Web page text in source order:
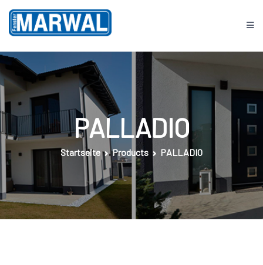
Springe
zum
Inhalt
Fenster MARWAL
PALLADIO
Startseite Products PALLADIO